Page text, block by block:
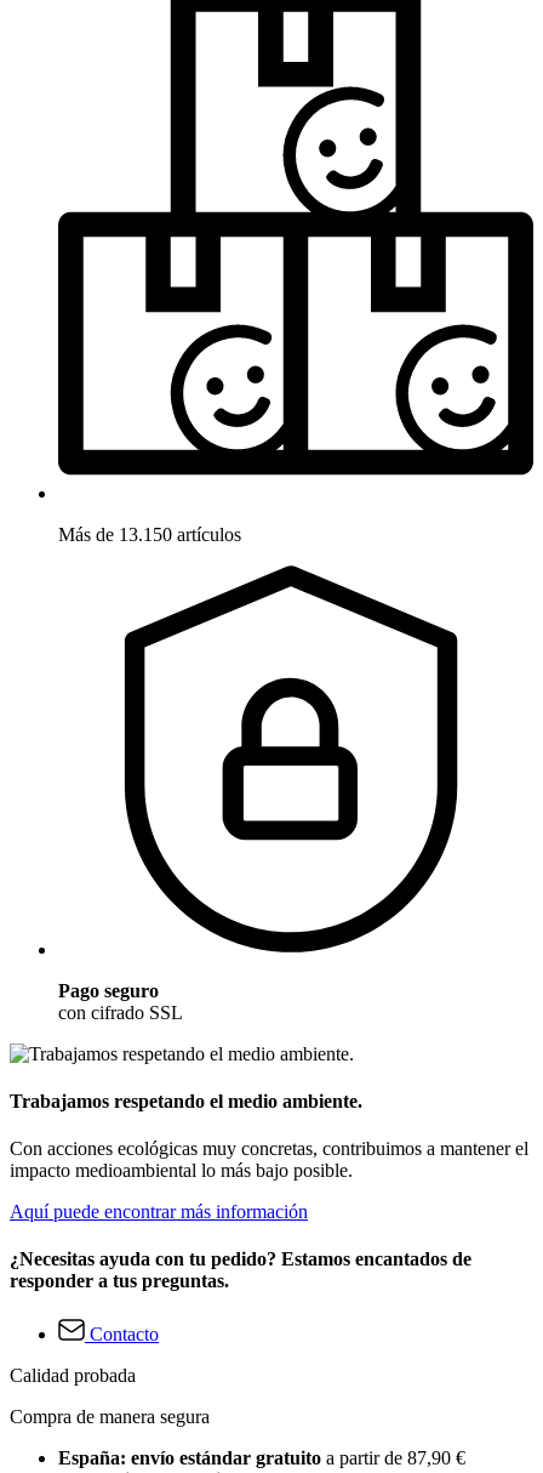
Más de 13.150 artículos
Pago seguro
con cifrado SSL
Trabajamos respetando el medio ambiente.
Con acciones ecológicas muy concretas, contribuimos a mantener el
impacto medioambiental lo más bajo posible.
Aquí puede encontrar más información
¿Necesitas ayuda con tu pedido? Estamos encantados de
responder a tus preguntas.
Contacto
Calidad probada
Compra de manera segura
España: envío estándar gratuito a partir de 87,90 €